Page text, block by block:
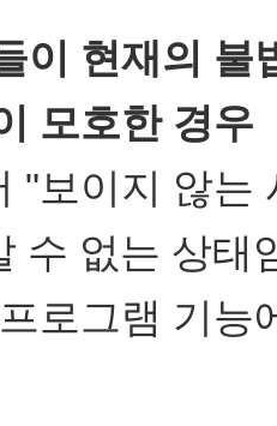
이 현재의 불
모호한 경우
"보이지 않는
수 없는 상태
로그램 기능